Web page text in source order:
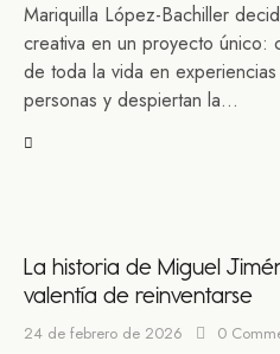
Mariquilla López-Bachiller
creativa en un proyecto único:
de toda la vida en
personas y despiertan la…
La historia de Miguel
valentía de reinventarse
24 de febrero de 2026 0